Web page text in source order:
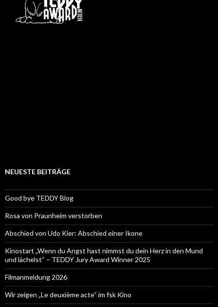
NEUESTE BEITRÄGE
Good bye TEDDY Blog
Rosa von Praunheim verstorben
Abschied von Udo Kier: Abschied einer Ikone
Kinostart „Wenn du Angst hast nimmst du dein Herz in den Mund
und lächelst“ – TEDDY Jury Award Winner 2025
Filmanmeldung 2026
Wir zeigen „Le deuxième acte“ im fsk Kino